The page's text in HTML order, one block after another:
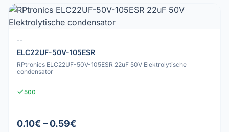
--
ELC22UF-50V-105ESR
RPtronics ELC22UF-50V-105ESR 22uF 50V Elektrolytische
condensator
500
0.10€ – 0.59€